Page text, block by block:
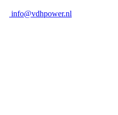
info@vdhpower.nl